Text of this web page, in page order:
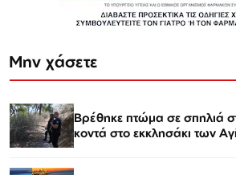
Μην χάσετε
Βρέθηκε πτώμα σε σπηλιά
κοντά στο εκκλησάκι των